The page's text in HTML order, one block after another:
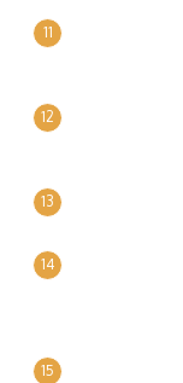
11
12
13
14
15